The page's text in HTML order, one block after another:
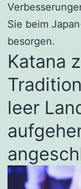
Sie beim
besorgen.
Katana
leer